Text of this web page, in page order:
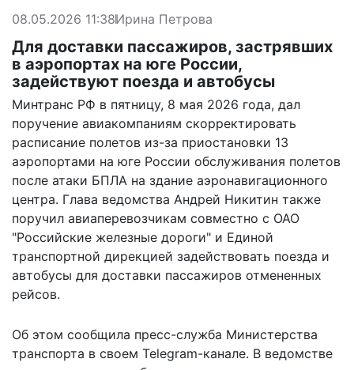
08.05.2026 11:38Ирина Петрова
Для доставки пассажиров, застрявших
в аэропортах на юге России,
задействуют поезда и автобусы
Минтранс РФ в пятницу, 8 мая 2026 года, дал
поручение авиакомпаниям скорректировать
расписание полетов из-за приостановки 13
аэропортами на юге России обслуживания полетов
после атаки БПЛА на здание аэронавигационного
центра. Глава ведомства Андрей Никитин также
поручил авиаперевозчикам совместно с ОАО
"Российские железные дороги" и Единой
транспортной дирекцией задействовать поезда и
автобусы для доставки пассажиров отмененных
рейсов.
Об этом сообщила пресс-служба Министерства
транспорта в своем Telegram-канале. В ведомстве